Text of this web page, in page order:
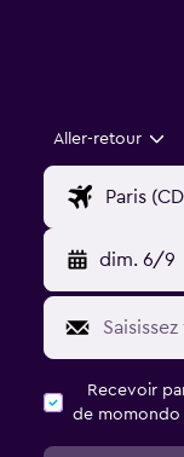
Aller-retour
dim. 6/9
Recevoir
de momondo